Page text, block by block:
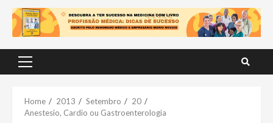
Primary
Home 2013 Setembro
20
Anestesio, Cardio ou Gastroenterologia